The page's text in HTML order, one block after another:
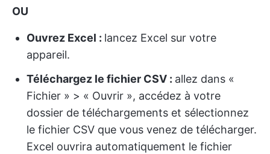
OU
Ouvrez Excel : lancez Excel sur votre
appareil.
Téléchargez le fichier CSV : allez dans «
Fichier » > « Ouvrir », accédez à votre
dossier de téléchargements et sélectionnez
le fichier CSV que vous venez de télécharger.
Excel ouvrira automatiquement le fichier